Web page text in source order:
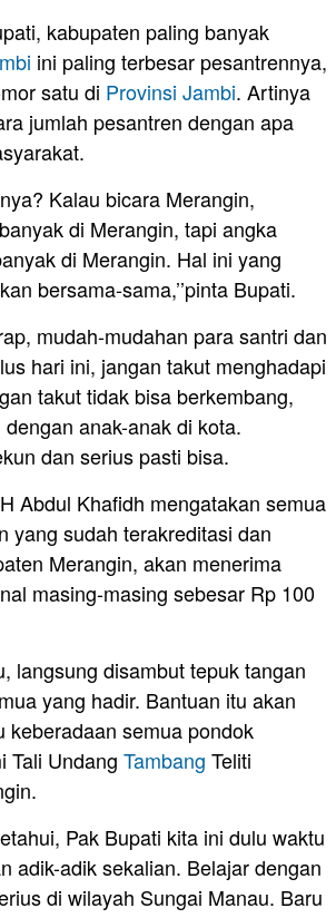
kabupaten paling banyak
ini paling terbesar pesantrennya,
satu di Provinsi Jambi. Artinya
jumlah pesantren dengan apa
Kalau bicara Merangin,
di Merangin, tapi angka
di Merangin. Hal ini yang
bersama-sama,’’pinta Bupati.
mudah-mudahan para santri dan
hari ini, jangan takut menghadapi
takut tidak bisa berkembang,
anak-anak di kota.
dan serius pasti bisa.
Abdul Khafidh mengatakan semua
yang sudah terakreditasi dan
Merangin, akan menerima
masing-masing sebesar Rp 100
langsung disambut tepuk tangan
yang hadir. Bantuan itu akan
keberadaan semua pondok
Tali Undang Tambang Teliti
Pak Bupati kita ini dulu waktu
adik-adik sekalian. Belajar dengan
di wilayah Sungai Manau. Baru